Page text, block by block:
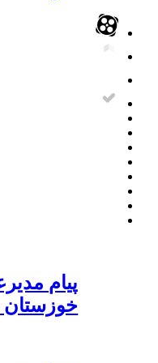
پیام
خوزستان